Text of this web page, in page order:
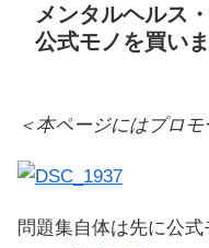
メンタルヘルス
公式モノを買いま
＜本ページにはプロ
問題集自体は先に公式